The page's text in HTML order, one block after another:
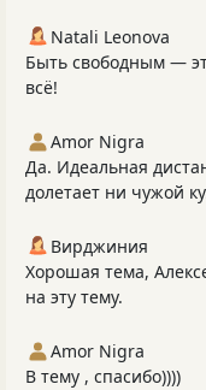
Natali Leonova
Быть свободным —
всё!
Amor Nigra
Да. Идеальная
долетает ни чужой
Вирджиния
Хорошая тема,
на эту тему.
Amor Nigra
В тему , спасибо))))